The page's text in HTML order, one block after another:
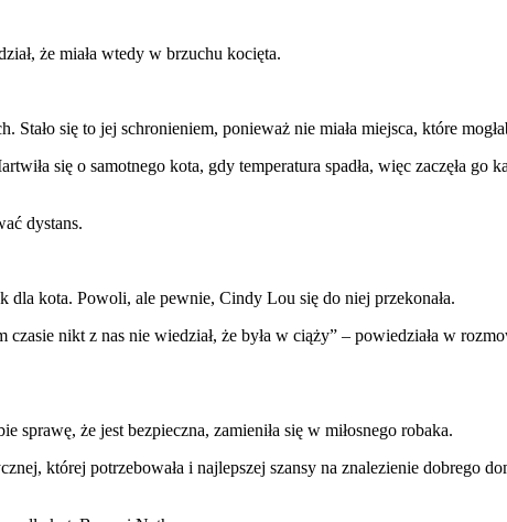
że miała wtedy w brzuchu kocięta.
się to jej schronieniem, ponieważ nie miała miejsca, które
się o samotnego kota, gdy temperatura spadła, więc zaczęła go
dystans.
dla kota. Powoli, ale pewnie, Cindy Lou się do niej przekonała.
nikt z nas nie wiedział, że była w ciąży” – powiedziała w
sprawę, że jest bezpieczna, zamieniła się w miłosnego robaka.
której potrzebowała i najlepszej szansy na znalezienie dobrego